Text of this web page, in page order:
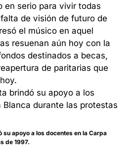
en serio para vivir todas
de visión de futuro de
el músico en aquel
resuenan aún hoy con la
destinados a becas,
de paritarias que
apoyo a los docentes en la Carpa
de 1997.